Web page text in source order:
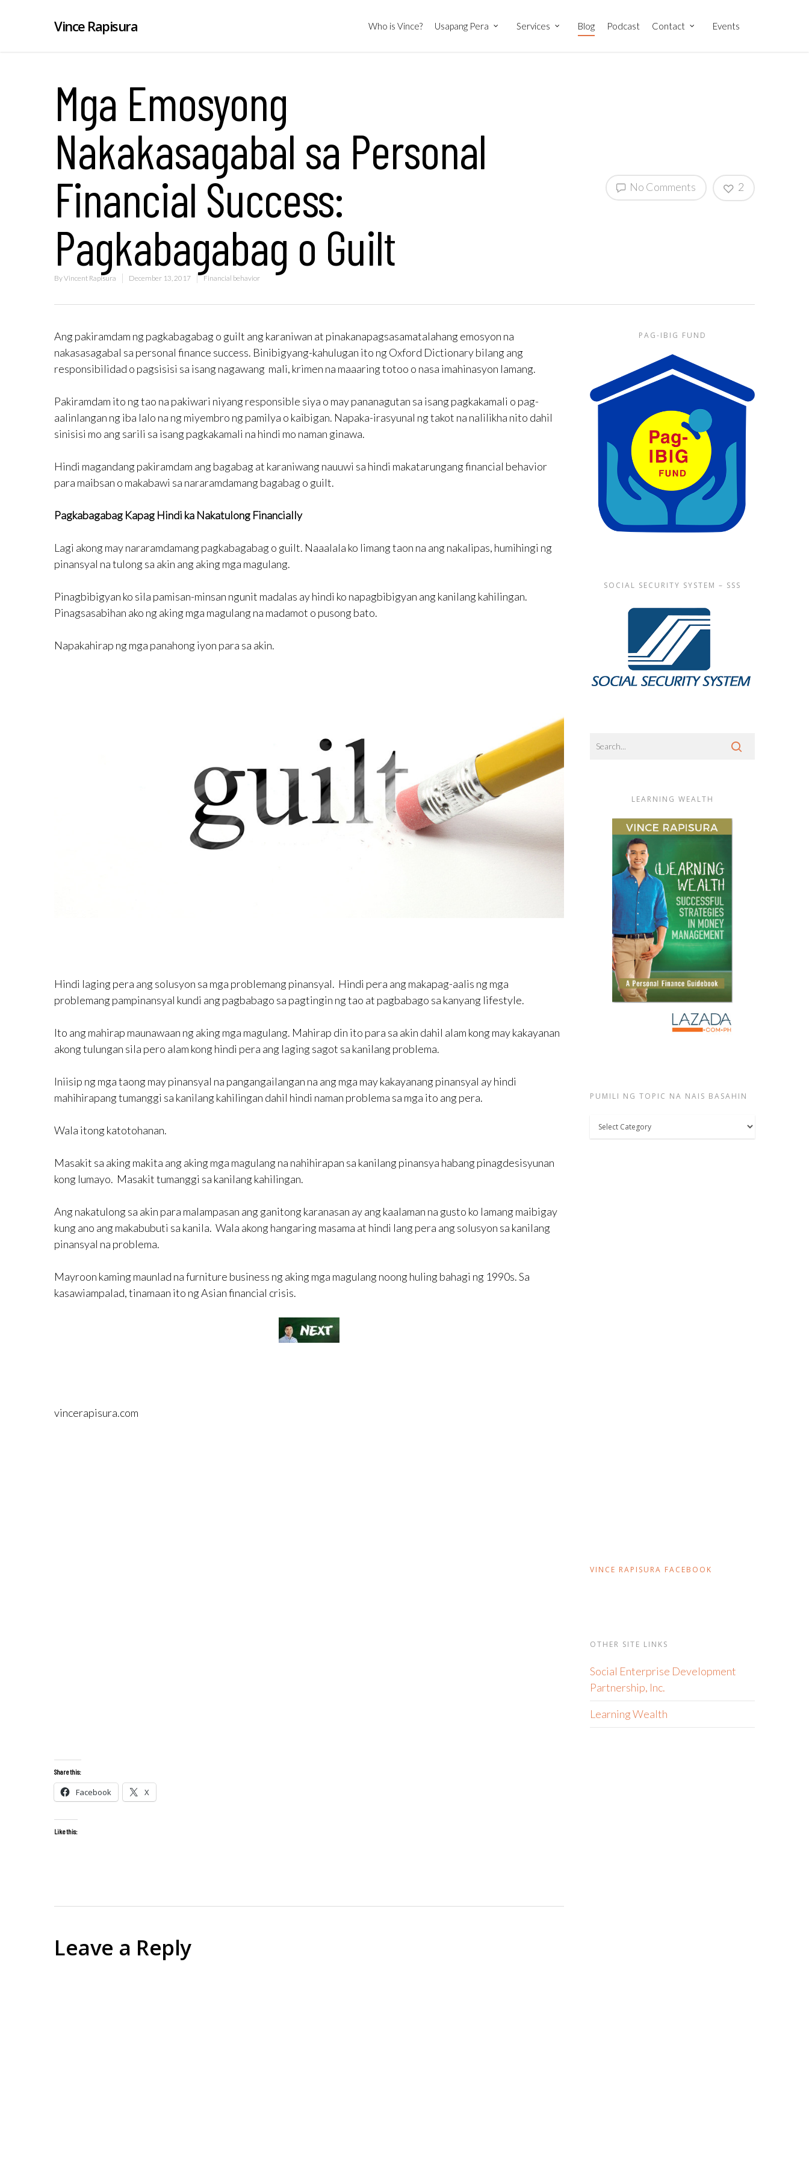
Vince Rapisura Who is Vince? Usapang Pera Services Blog Podcast Contact Events
Mga Emosyong
Nakakasagabal sa Personal
Financial Success:
Pagkabagabag o Guilt
ByVincent Rapisura December 13, 2017 Financial behavior
No Comments 2
Ang pakiramdam ng pagkabagabag o guilt ang karaniwan at pinakanapagsasamatalahang emosyon na
nakasasagabal sa personal finance success. Binibigyang-kahulugan ito ng Oxford Dictionary bilang ang
responsibilidad o pagsisisi sa isang nagawang mali, krimen na maaaring totoo o nasa imahinasyon lamang.
Pakiramdam ito ng tao na pakiwari niyang responsible siya o may pananagutan sa isang pagkakamali o pag-
aalinlangan ng iba lalo na ng miyembro ng pamilya o kaibigan. Napaka-irasyunal ng takot na nalilikha nito dahil
sinisisi mo ang sarili sa isang pagkakamali na hindi mo naman ginawa.
Hindi magandang pakiramdam ang bagabag at karaniwang nauuwi sa hindi makatarungang financial behavior
para maibsan o makabawi sa nararamdamang bagabag o guilt.
Pagkabagabag Kapag Hindi ka Nakatulong Financially
Lagi akong may nararamdamang pagkabagabag o guilt. Naaalala ko limang taon na ang nakalipas, humihingi ng
pinansyal na tulong sa akin ang aking mga magulang.
Pinagbibigyan ko sila pamisan-minsan ngunit madalas ay hindi ko napagbibigyan ang kanilang kahilingan.
Pinagsasabihan ako ng aking mga magulang na madamot o pusong bato.
Napakahirap ng mga panahong iyon para sa akin.
Hindi laging pera ang solusyon sa mga problemang pinansyal. Hindi pera ang makapag-aalis ng mga
problemang pampinansyal kundi ang pagbabago sa pagtingin ng tao at pagbabago sa kanyang lifestyle.
Ito ang mahirap maunawaan ng aking mga magulang. Mahirap din ito para sa akin dahil alam kong may kakayanan
akong tulungan sila pero alam kong hindi pera ang laging sagot sa kanilang problema.
Iniisip ng mga taong may pinansyal na pangangailangan na ang mga may kakayanang pinansyal ay hindi
mahihirapang tumanggi sa kanilang kahilingan dahil hindi naman problema sa mga ito ang pera.
Wala itong katotohanan.
Masakit sa aking makita ang aking mga magulang na nahihirapan sa kanilang pinansya habang pinagdesisyunan
kong lumayo. Masakit tumanggi sa kanilang kahilingan.
Ang nakatulong sa akin para malampasan ang ganitong karanasan ay ang kaalaman na gusto ko lamang maibigay
kung ano ang makabubuti sa kanila. Wala akong hangaring masama at hindi lang pera ang solusyon sa kanilang
pinansyal na problema.
Mayroon kaming maunlad na furniture business ng aking mga magulang noong huling bahagi ng 1990s. Sa
kasawiampalad, tinamaan ito ng Asian financial crisis.
vincerapisura.com
Share this:
Facebook X
Like this:
Leave a Reply
PAG-IBIG FUND
SOCIAL SECURITY SYSTEM – SSS
LEARNING WEALTH
PUMILI NG TOPIC NA NAIS BASAHIN
Pumili
ng
VINCE RAPISURA FACEBOOK
OTHER SITE LINKS
Social Enterprise Development
Partnership, Inc.
Learning Wealth